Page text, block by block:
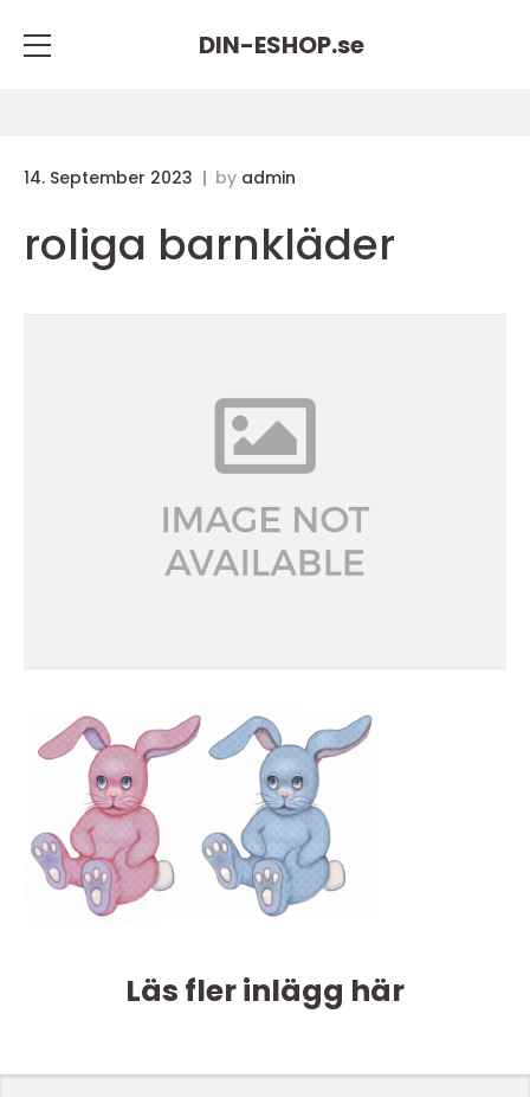
DIN-ESHOP.se
14. September 2023 by admin
roliga barnkläder
Läs fler inlägg här